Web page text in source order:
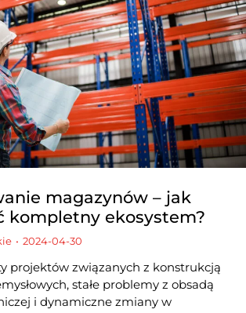
magazynów – jak
kompletny ekosystem?
2024-04-30
projektów związanych z konstrukcją
stałe problemy z obsadą
i dynamiczne zmiany w